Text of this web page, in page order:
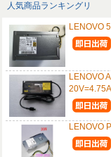
人気商品ランキングリ
LENOVO
LENOVO
LENOVO